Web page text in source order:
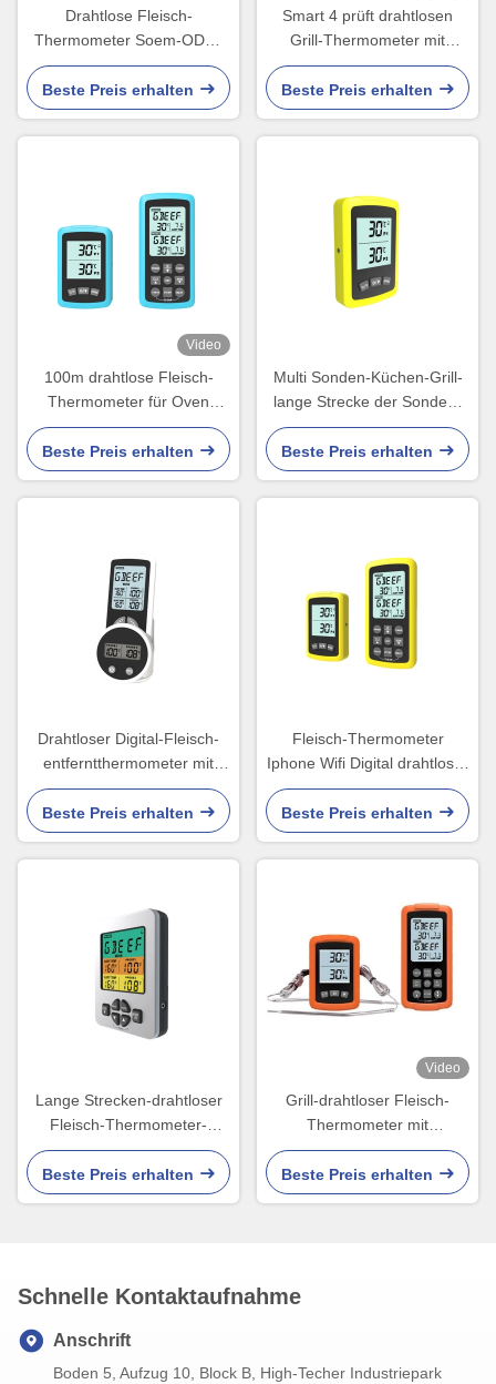
Drahtlose Fleisch-
Thermometer Soem-ODM-
ABS SUS Digital mit
intelligenter APP
Beste Preis erhalten
Smart 4 prüft drahtlosen
Grill-Thermometer mit
Batterie 250MA Rechargeble
Beste Preis erhalten
Video
100m drahtlose Fleisch-
Thermometer für Oven
Outdoor Barbecue Bake
Beste Preis erhalten
Multi Sonden-Küchen-Grill-
lange Strecke der Sonden-
drahtloser Fleisch-
Thermometer-2
Beste Preis erhalten
Drahtloser Digital-Fleisch-
entferntthermometer mit
Doppelsonden für Ofen
Beste Preis erhalten
Fleisch-Thermometer
Iphone Wifi Digital drahtloser
drahtloser App-Grill
Hochtemperatur
Beste Preis erhalten
Lange Strecken-drahtloser
Fleisch-Thermometer-
intelligenter Doppelgrill-
Thermometer Oven
Camping
Beste Preis erhalten
Video
Grill-drahtloser Fleisch-
Thermometer mit
niedrigtemperaturwarnungs-
Überwachung für Oven Grill
Beste Preis erhalten
Schnelle Kontaktaufnahme
Anschrift
Boden 5, Aufzug 10, Block B, High-Techer Industriepark